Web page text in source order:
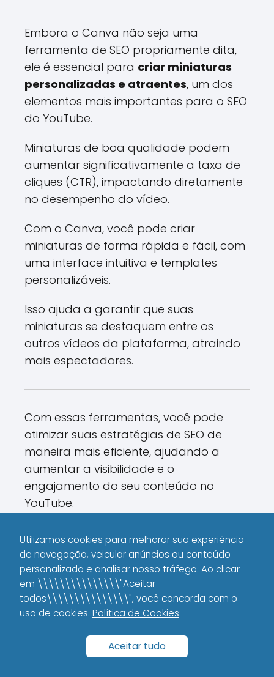
Embora o Canva não seja uma
ferramenta de SEO propriamente dita,
ele é essencial para criar miniaturas
personalizadas e atraentes, um dos
elementos mais importantes para o SEO
do YouTube.
Miniaturas de boa qualidade podem
aumentar significativamente a taxa de
cliques (CTR), impactando diretamente
no desempenho do vídeo.
Com o Canva, você pode criar
miniaturas de forma rápida e fácil, com
uma interface intuitiva e templates
personalizáveis.
Isso ajuda a garantir que suas
miniaturas se destaquem entre os
outros vídeos da plataforma, atraindo
mais espectadores.
Com essas ferramentas, você pode
otimizar suas estratégias de SEO de
maneira mais eficiente, ajudando a
aumentar a visibilidade e o
engajamento do seu conteúdo no
YouTube.
Melhore a classificação
dos vídeos do YouTube
para o seu negócio
Se você está utilizando o YouTube como
Utilizamos cookies para melhorar sua experiência
de navegação, veicular anúncios ou conteúdo
personalizado e analisar nosso tráfego. Ao clicar
em \\\\\\\\\\\\\\\"Aceitar
todos\\\\\\\\\\\\\\\", você concorda com o
uso de cookies. Política de Cookies
Aceitar tudo